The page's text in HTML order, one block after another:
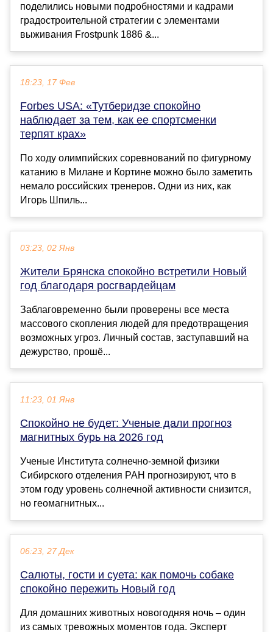
поделились новыми подробностями и кадрами
градостроительной стратегии с элементами
выживания Frostpunk 1886 &...
18:23, 17 Фев
Forbes USA: «Тутберидзе спокойно
наблюдает за тем, как ее спортсменки
терпят крах»
По ходу олимпийских соревнований по фигурному
катанию в Милане и Кортине можно было заметить
немало российских тренеров. Одни из них, как
Игорь Шпиль...
03:23, 02 Янв
Жители Брянска спокойно встретили Новый
год благодаря росгвардейцам
Заблаговременно были проверены все места
массового скопления людей для предотвращения
возможных угроз. Личный состав, заступавший на
дежурство, прошё...
11:23, 01 Янв
Спокойно не будет: Ученые дали прогноз
магнитных бурь на 2026 год
Ученые Института солнечно-земной физики
Сибирского отделения РАН прогнозируют, что в
этом году уровень солнечной активности снизится,
но геомагнитных...
06:23, 27 Дек
Салюты, гости и суета: как помочь собаке
спокойно пережить Новый год
Для домашних животных новогодняя ночь – один
из самых тревожных моментов года. Эксперт